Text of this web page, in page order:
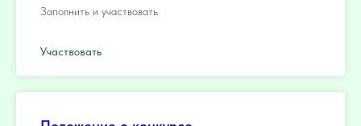
Заполнить и участвовать
Участвовать